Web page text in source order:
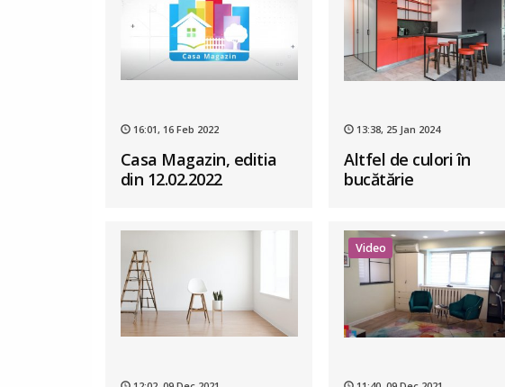
16:01, 16 Feb 2022
Casa Magazin, editia
din 12.02.2022
13:38, 25 Jan 2024
Altfel de culori în
bucătărie
Video